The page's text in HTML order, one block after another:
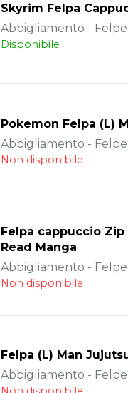
Skyrim Felpa
Abbigliamento - Felpe
Disponibile
Pokemon Felpa (L)
Abbigliamento - Felpe
Non disponibile
Felpa cappuccio Zip
Read Manga
Abbigliamento - Felpe
Non disponibile
Felpa (L) Man
Abbigliamento - Felpe